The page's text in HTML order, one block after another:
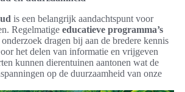
is een belangrijk aandachtspunt voor
Regelmatige educatieve programma’s
dragen bij aan de bredere kennis
het delen van informatie en vrijgeven
kunnen dierentuinen aantonen wat de
op de duurzaamheid van onze